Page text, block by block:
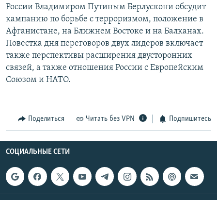
ПОДПИШИТЕСЬ НА РАССЫЛКУ
СОЦИАЛЬНЫЕ СЕТИ
России Владимиром Путиным Берлускони обсудит
кампанию по борьбе с терроризмом, положение в
Афганистане, на Ближнем Востоке и на Балканах.
Повестка дня переговоров двух лидеров включает
также перспективы расширения двусторонних
связей, а также отношения России с Европейским
Союзом и НАТО.
Поделиться Читать без VPN Подпишитесь
СОЦИАЛЬНЫЕ СЕТИ